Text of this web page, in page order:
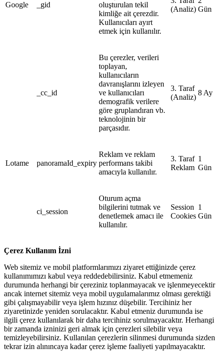
Google _gid
oluşturulan tekil
kimliğe ait çerezdir.
Kullanıcıları ayırt
etmek için kullanılır.
(Analiz) Gün
_cc_id
Bu çerezler, verileri
toplayan,
kullanıcıların
davranışlarını izleyen
ve kullanıcıları
demografik verilere
göre gruplandıran vb.
teknolojinin bir
parçasıdır.
3. Taraf
(Analiz)
8 Ay
Lotame panoramaId_expiry
Reklam ve reklam
performans takibi
amacıyla kullanılır.
3. Taraf
Reklam
1
Gün
ci_session
Oturum açma
bilgilerini tutmak ve
denetlemek amacı ile
kullanılır.
Session
Cookies
1
Gün
Çerez Kullanım İzni
Web sitemiz ve mobil platformlarımızı ziyaret ettiğinizde çerez
kullanımımızı kabul veya reddedebilirsiniz. Kabul etmemeniz
durumunda herhangi bir çereziniz toplanmayacak ve işlenmeyecektir
ancak internet sitemiz veya mobil uygulamalarımız olması gerektiği
gibi çalışmayabilir veya işlem hızınız düşebilir. Tercihiniz her
ziyaretinizde yeniden sorulacaktır. Kabul etmeniz durumunda ise
ilgili çerez kullanılarak bir daha tercihiniz sorulmayacaktır. Herhangi
bir zamanda izninizi geri almak için çerezleri silebilir veya
temizleyebilirsiniz. Kullanılan çerezlerin silinmesi durumunda sizden
tekrar izin alınıncaya kadar çerez işleme faaliyeti yapılmayacaktır.